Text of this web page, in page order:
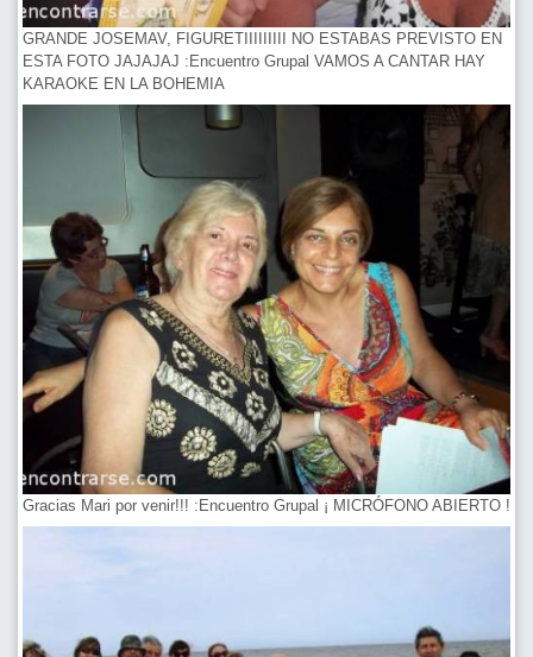
GRANDE JOSEMAV, FIGURETIIIIIIIII NO ESTABAS PREVISTO EN
ESTA FOTO JAJAJAJ :Encuentro Grupal VAMOS A CANTAR HAY
KARAOKE EN LA BOHEMIA
Gracias Mari por venir!!! :Encuentro Grupal ¡ MICRÓFONO ABIERTO !